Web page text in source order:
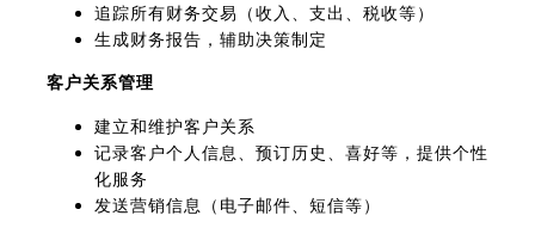
追踪所有财务交易（收入、支出、税收等）
生成财务报告，辅助决策制定
客户关系管理
建立和维护客户关系
记录客户个人信息、预订历史、喜好等，提供个性
化服务
发送营销信息（电子邮件、短信等）